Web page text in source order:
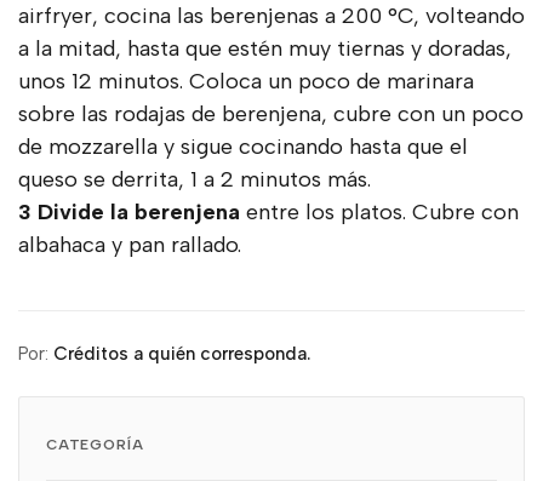
airfryer, cocina las berenjenas a 200 °C, volteando
a la mitad, hasta que estén muy tiernas y doradas,
unos 12 minutos. Coloca un poco de marinara
sobre las rodajas de berenjena, cubre con un poco
de mozzarella y sigue cocinando hasta que el
queso se derrita, 1 a 2 minutos más.
3 Divide la berenjena entre los platos. Cubre con
albahaca y pan rallado.
Por: Créditos a quién corresponda.
CATEGORÍA